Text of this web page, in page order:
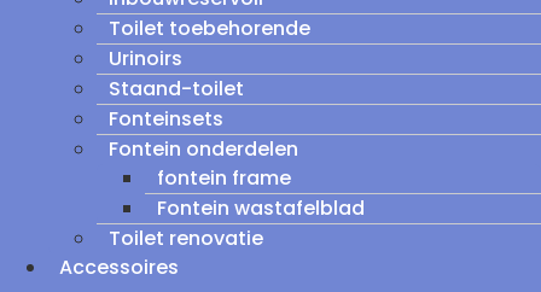
Toilet toebehorende
Urinoirs
Staand-toilet
Fonteinsets
Fontein onderdelen
fontein frame
Fontein wastafelblad
Toilet renovatie
Accessoires